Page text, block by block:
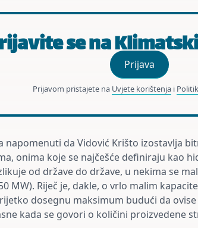
se na
Prijava
Prijavom pristajete na Uvjete korištenja i
napomenuti da Vidović Krišto izostavlja
onima koje se najčešće definiraju kao
od države do države, u nekima se
MW). Riječ je, dakle, o vrlo malim
dosegnu maksimum budući da
kada se govori o količini proizvedene